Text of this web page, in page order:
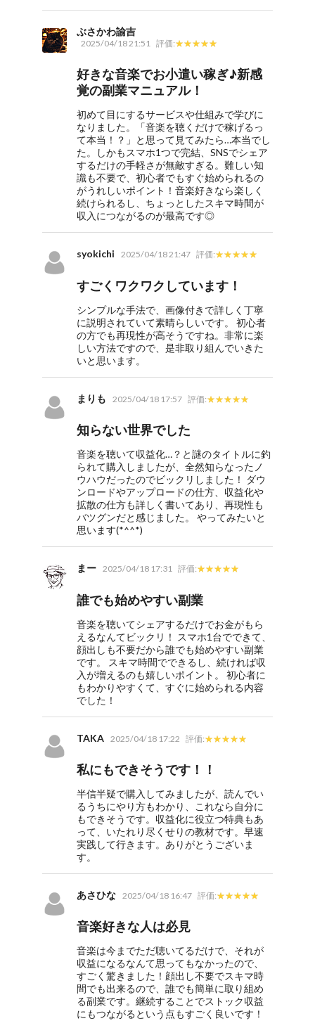
ぶさかわ諭吉
2025/04/18 21:51 評価:
好きな音楽でお小遣い稼ぎ♪新感
覚の副業マニュアル！
初めて目にするサービスや仕組みで学びに
なりました。「音楽を聴くだけで稼げるっ
て本当！？」と思って見てみたら…本当でし
た。しかもスマホ1つで完結、SNSでシェア
するだけの手軽さが無敵すぎる。難しい知
識も不要で、初心者でもすぐ始められるの
がうれしいポイント！音楽好きなら楽しく
続けられるし、ちょっとしたスキマ時間が
収入につながるのが最高です◎
syokichi 2025/04/18 21:47 評価:
すごくワクワクしています！
シンプルな手法で、画像付きで詳しく丁寧
に説明されていて素晴らしいです。 初心者
の方でも再現性が高そうですね。非常に楽
しい方法ですので、是非取り組んでいきた
いと思います。
まりも 2025/04/18 17:57 評価:
知らない世界でした
音楽を聴いて収益化…？と謎のタイトルに釣
られて購入しましたが、全然知らなったノ
ウハウだったのでビックリしました！ ダウ
ンロードやアップロードの仕方、収益化や
拡散の仕方も詳しく書いてあり、再現性も
バツグンだと感じました。 やってみたいと
思います(*^^*)
まー 2025/04/18 17:31 評価:
誰でも始めやすい副業
音楽を聴いてシェアするだけでお金がもら
えるなんてビックリ！ スマホ1台でできて、
顔出しも不要だから誰でも始めやすい副業
です。 スキマ時間でできるし、続ければ収
入が増えるのも嬉しいポイント。 初心者に
もわかりやすくて、すぐに始められる内容
でした！
TAKA 2025/04/18 17:22 評価:
私にもできそうです！！
半信半疑で購入してみましたが、読んでい
るうちにやり方もわかり、これなら自分に
もできそうです。収益化に役立つ特典もあ
って、いたれり尽くせりの教材です。早速
実践して行きます。ありがとうございま
す。
あさひな 2025/04/18 16:47 評価:
音楽好きな人は必見
音楽は今までただ聴いてるだけで、それが
収益になるなんて思ってもなかったので、
すごく驚きました！顔出し不要でスキマ時
間でも出来るので、誰でも簡単に取り組め
る副業です。継続することでストック収益
にもつながるという点もすごく良いです！